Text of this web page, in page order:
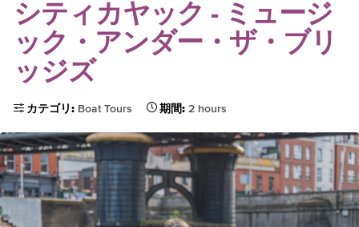
シティカヤック - ミュージ
ック・アンダー・ザ・ブリ
ッジズ
カテゴリ: Boat Tours 期間: 2 hours